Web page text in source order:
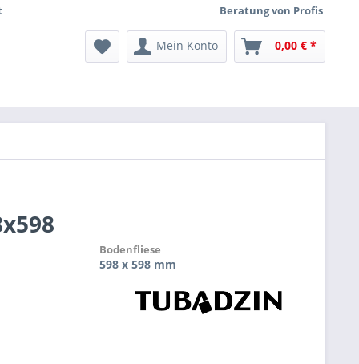
Beratung von Profis
Mein Konto 0,00 € *
Bodenfliese
598 x 598 mm